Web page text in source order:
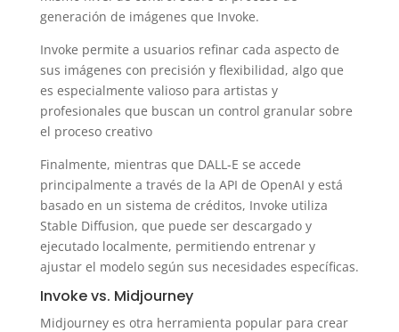
generación de imágenes que Invoke.
Invoke permite a usuarios refinar cada aspecto de
sus imágenes con precisión y flexibilidad, algo que
es especialmente valioso para artistas y
profesionales que buscan un control granular sobre
el proceso creativo
Finalmente, mientras que DALL-E se accede
principalmente a través de la API de OpenAI y está
basado en un sistema de créditos, Invoke utiliza
Stable Diffusion, que puede ser descargado y
ejecutado localmente, permitiendo entrenar y
ajustar el modelo según sus necesidades específicas.
Invoke vs. Midjourney
Midjourney es otra herramienta popular para crear